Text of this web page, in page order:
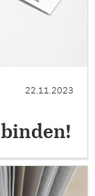
22.11.2023